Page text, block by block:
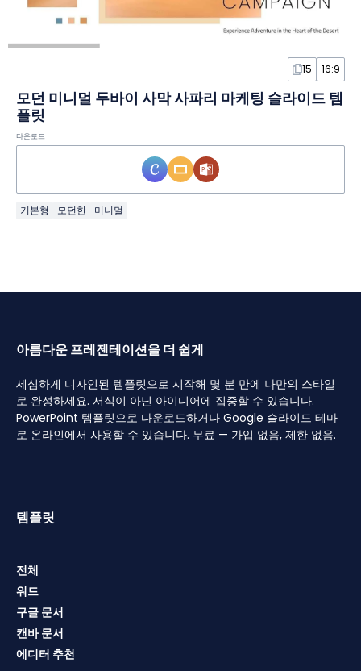
15 16:9
모던 미니멀 두바이 사막 사파리 마케팅 슬라이드 템
플릿
다운로드
기본형 모던한 미니멀
아름다운 프레젠테이션을 더 쉽게
세심하게 디자인된 템플릿으로 시작해 몇 분 만에 나만의 스타일
로 완성하세요. 서식이 아닌 아이디어에 집중할 수 있습니다.
PowerPoint 템플릿으로 다운로드하거나 Google 슬라이드 테마
로 온라인에서 사용할 수 있습니다. 무료 — 가입 없음, 제한 없음.
템플릿
전체
워드
구글 문서
캔바 문서
에디터 추천